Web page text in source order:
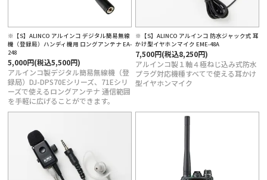
※【S】ALINCO アルインコ デジタル簡易無線
機（登録局）ハンディ機用 ロングアンテナ EA-
248
5,000円(税込5,500円)
アルインコ製デジタル簡易無線機（登
録局）DJ-DPS70Eシリーズ、71Eシリ
ーズで使えるロングアンテナ 通信範囲
を手軽に広げることができます。
※【S】ALINCO アルインコ 防水ジャック式 耳
かけ型イヤホンマイク EME-48A
7,500円(税込8,250円)
アルインコ製１軸４極ねじ込み式防水
プラグ対応機種すべてで使える耳かけ
型イヤホンマイク